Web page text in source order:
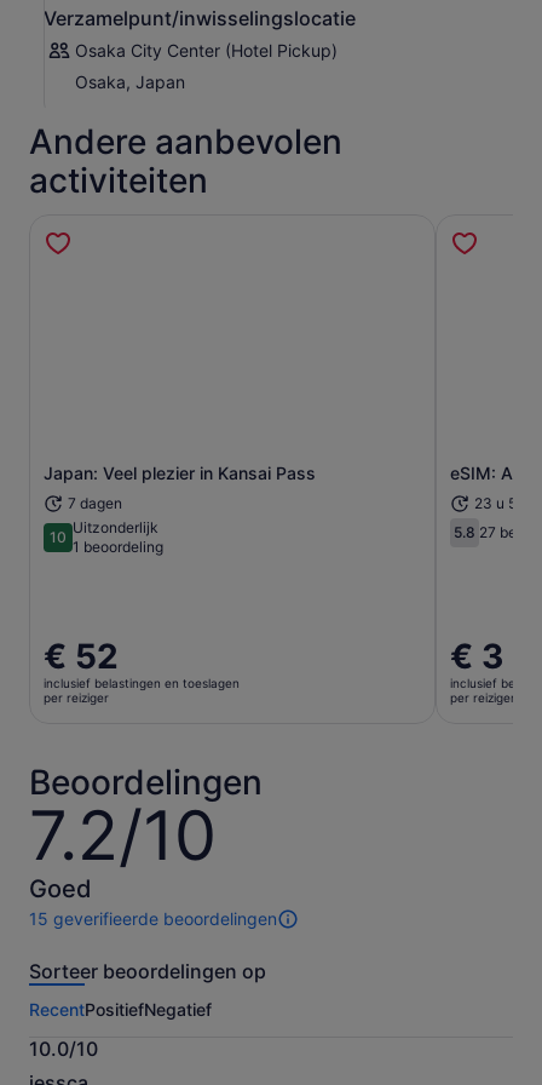
terug naar je hotel.
Verzamelpunt/inwisselingslocatie
Osaka City Center (Hotel Pickup)
Osaka, Japan
Andere aanbevolen
activiteiten
Japan: Veel plezier in Kansai Pass
7 dagen
1010 van 10
Uitzonderlijk
1 beoordeling
De
prijs
is
reiziger
€ 52
inclusief belastingen en toeslagen
per reiziger
Opent een nieuwe tab eSIM:
23 u 59
5.85.8 van 10
27
De
prijs
is
€ 3
inclusief
per reiziger
Beoordelingen
7.2/10
7.2
van
10
Goed
15 geverifieerde beoordelingen
15
van
activiteit.
Meer
informatie
over
Sorteer beoordelingen op
RecentPositiefNegatief
10.0/10
10.0